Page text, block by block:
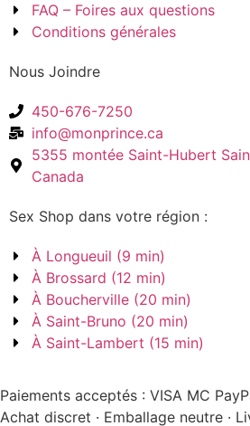
FAQ – Foires aux questions
Conditions générales
Nous Joindre
450-676-7250
info@monprince.ca
5355 montée Saint-Hubert
Canada
Sex Shop dans votre région :
À Longueuil (9 min)
À Brossard (12 min)
À Boucherville (20 min)
À Saint-Bruno (20 min)
À Saint-Lambert (15 min)
Paiements acceptés : VISA MC
Achat discret · Emballage neutre ·